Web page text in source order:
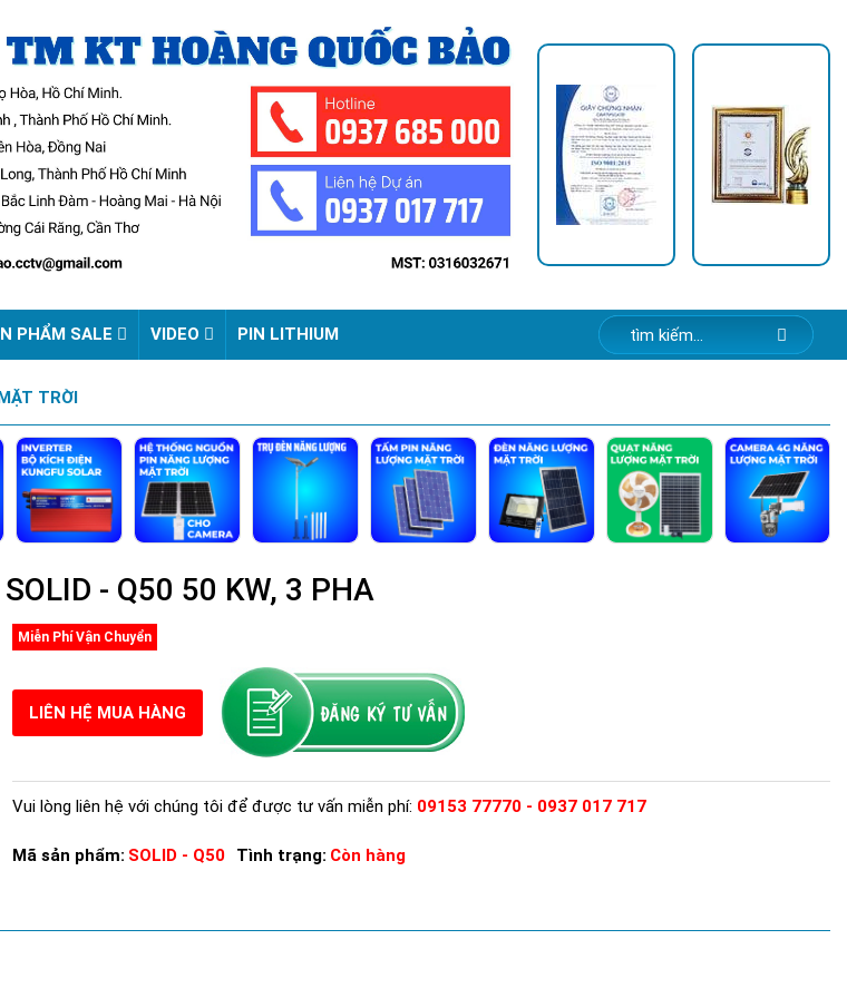
PHẨM SALE VIDEO PIN LITHIUM
TRỜI
- Q50 50 KW, 3 PHA
Miễn Phí Vận Chuyển
LIÊN HỆ MUA HÀNG
Vui lòng liên hệ với chúng tôi để được tư vấn miễn phí: 09153 77770 - 0937 017 717
Mã sản phẩm: SOLID - Q50 Tình trạng: Còn hàng